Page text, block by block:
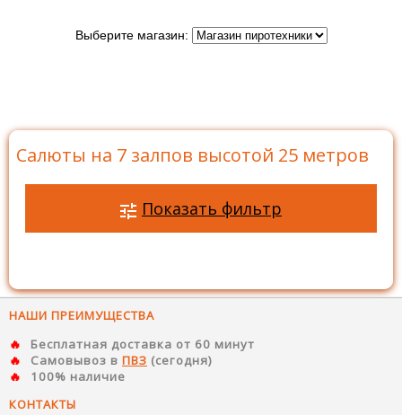
Выберите магазин:
Салюты на 7 залпов высотой 25 метров
Показать фильтр
НАШИ ПРЕИМУЩЕСТВА
Бесплатная доставка от 60 минут
Самовывоз в ПВЗ (сегодня)
100% наличие
КОНТАКТЫ